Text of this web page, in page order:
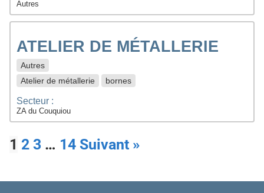
Autres
ATELIER DE MÉTALLERIE
Autres
Atelier de métallerie
bornes
Secteur :
ZA du Couquiou
1 2 3 … 14 Suivant »